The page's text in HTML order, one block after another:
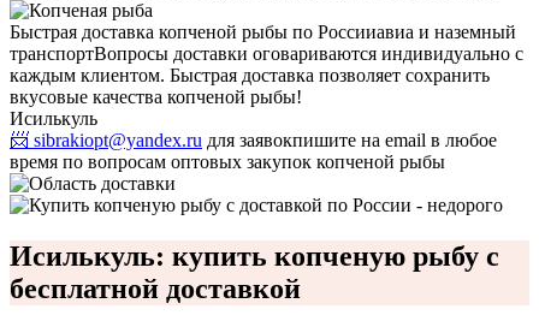
Быстрая доставка копченой рыбы по Россииавиа и наземный
транспортВопросы доставки оговариваются индивидуально с
каждым клиентом. Быстрая доставка позволяет сохранить
вкусовые качества копченой рыбы!
Исилькуль
📨 sibrakiopt@yandex.ru для заявокпишите на email в любое
время по вопросам оптовых закупок копченой рыбы
Исилькуль: купить копченую рыбу с
бесплатной доставкой